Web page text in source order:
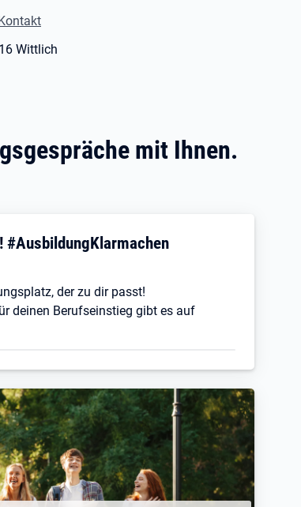
Wittlich
mit Ihnen.
#AusbildungKlarmachen
der zu dir passt!
deinen Berufseinstieg gibt es auf